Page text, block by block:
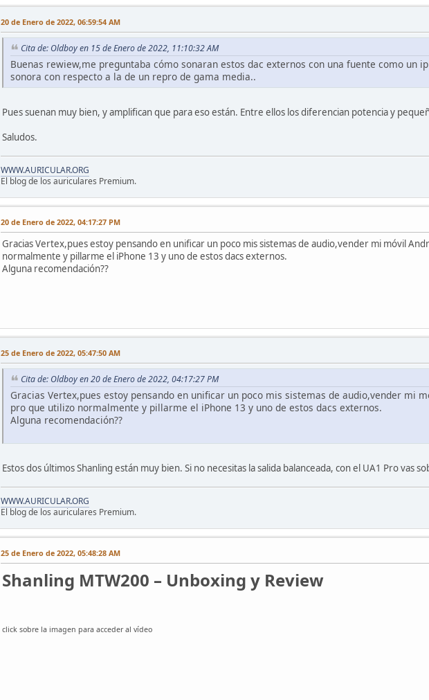
20 de Enero de 2022, 06:59:54 AM
Cita de: Oldboy en 15 de Enero de 2022, 11:10:32 AM
Buenas rewiew,me preguntaba cómo sonaran estos dac externos con una fuente como un
sonora con respecto a la de un repro de gama media..
Pues suenan muy bien, y amplifican que para eso están. Entre ellos los diferencian potencia y
Saludos.
WWW.AURICULAR.ORG
El blog de los auriculares Premium.
20 de Enero de 2022, 04:17:27 PM
Gracias Vertex,pues estoy pensando en unificar un poco mis sistemas de audio,vender mi móvil
normalmente y pillarme el iPhone 13 y uno de estos dacs externos.
Alguna recomendación??
25 de Enero de 2022, 05:47:50 AM
Cita de: Oldboy en 20 de Enero de 2022, 04:17:27 PM
Gracias Vertex,pues estoy pensando en unificar un poco mis sistemas de audio,vender mi
pro que utilizo normalmente y pillarme el iPhone 13 y uno de estos dacs externos.
Alguna recomendación??
Estos dos últimos Shanling están muy bien. Si no necesitas la salida balanceada, con el UA1 Pro vas
WWW.AURICULAR.ORG
El blog de los auriculares Premium.
25 de Enero de 2022, 05:48:28 AM
Shanling MTW200 – Unboxing y Review
click sobre la imagen para acceder al vídeo